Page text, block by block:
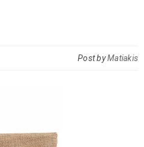
Post byMatiakis